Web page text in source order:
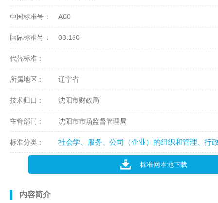
中国标准号： A00
国际标准号： 03.160
代替标准：
所属地区： 辽宁省
技术归口： 沈阳市财政局
主管部门： 沈阳市市场监督管理局
标准分类： 社会学、服务、公司（企业）的组织和管理、行
标准网本地下载
内容简介